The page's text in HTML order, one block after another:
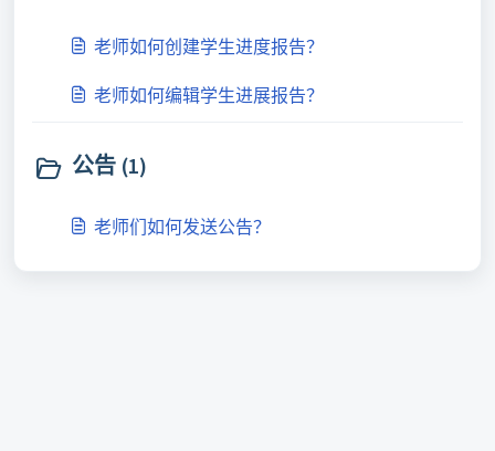
老师如何创建学生进度报告？
老师如何编辑学生进展报告？
公告 (1)
老师们如何发送公告？